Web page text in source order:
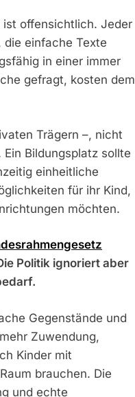
ist offensichtlich. Jeder
einfache Texte
in einer immer
gefragt, kosten dem
Trägern –, nicht
Bildungsplatz sollte
einheitliche
für ihr Kind,
möchten.
Politik ignoriert aber
Gegenstände und
Zuwendung,
Kinder mit
brauchen. Die
und echte